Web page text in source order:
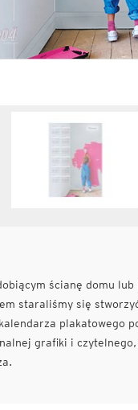
ścianę domu
staraliśmy się
plakatowego
grafiki i